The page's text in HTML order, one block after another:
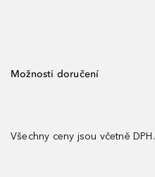
Možnosti doručení
Všechny ceny jsou včetně DPH.